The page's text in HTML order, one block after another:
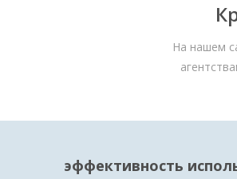
На нашем
эффективность